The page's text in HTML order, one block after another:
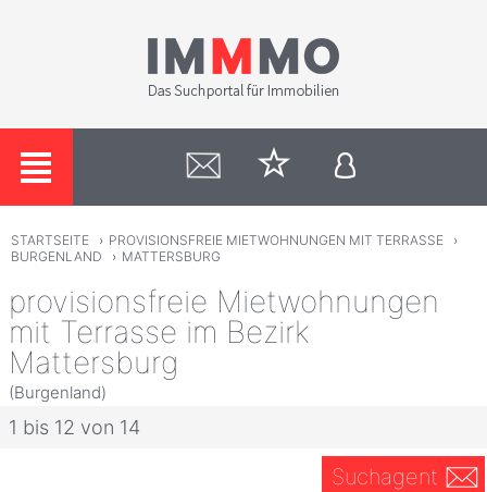
STARTSEITE › PROVISIONSFREIE MIETWOHNUNGEN MIT TERRASSE
›
BURGENLAND
› MATTERSBURG
provisionsfreie Mietwohnungen
mit Terrasse im Bezirk
Mattersburg
(Burgenland)
1 bis 12 von 14
Suchagent